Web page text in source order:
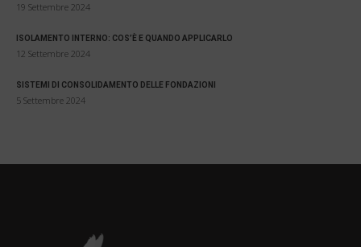
19 Settembre 2024
ISOLAMENTO INTERNO: COS’È E QUANDO APPLICARLO
12 Settembre 2024
SISTEMI DI CONSOLIDAMENTO DELLE FONDAZIONI
5 Settembre 2024